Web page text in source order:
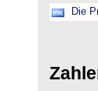
Die